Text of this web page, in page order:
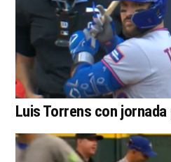
Luis Torrens con